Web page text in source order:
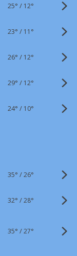
25° / 12°
23° / 11°
26° / 12°
29° / 12°
24° / 10°
35° /26°
32° /28°
35° /27°